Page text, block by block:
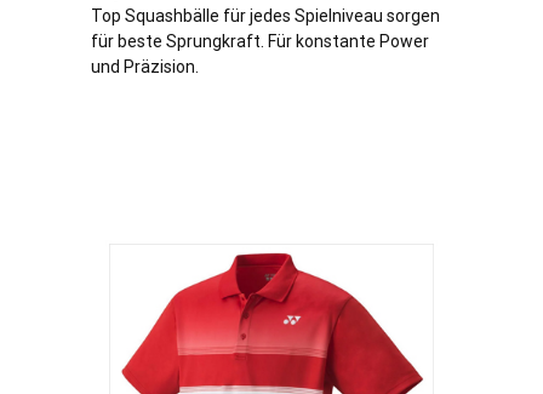
Top Squashbälle für jedes Spielniveau sorgen
für beste Sprungkraft. Für konstante Power
und Präzision.